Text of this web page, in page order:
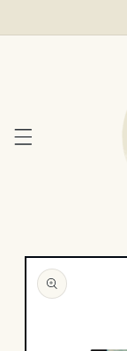
Skip to
product
information